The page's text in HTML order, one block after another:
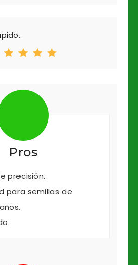
Pros
precisión.
para semillas de